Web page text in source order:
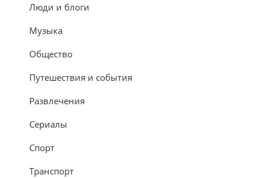
Люди и блоги
Музыка
Общество
Путешествия и события
Развлечения
Сериалы
Спорт
Транспорт